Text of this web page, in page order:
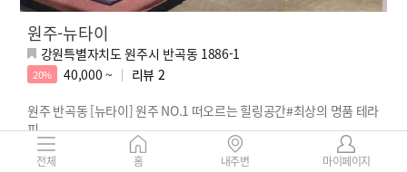
원주-뉴타이
강원특별자치도 원주시 반곡동 1886-1
20% 40,000 ~ 리뷰 2
원주 반곡동 [뉴타이] 원주 NO.1 떠오르는 힐링공간#최상의 명품 테라
피
전체 홈 내주변 마이페이지